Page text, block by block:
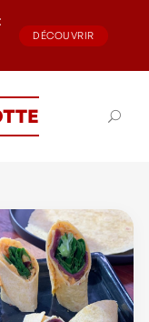
DÉCOUVRIR